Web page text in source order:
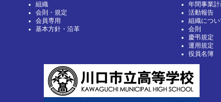
組織
会則・規定
会員専用
基本方針・沿革
年間事業計
活動報告
組織につい
会則
慶弔規定
運用規定
役員名簿